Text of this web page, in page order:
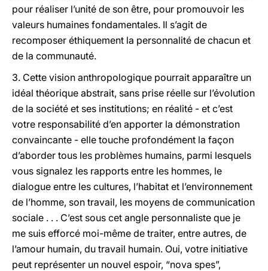
pour réaliser l’unité de son être, pour promouvoir les
valeurs humaines fondamentales. Il s’agit de
recomposer éthiquement la personnalité de chacun et
de la communauté.
3. Cette vision anthropologique pourrait apparaître un
idéal théorique abstrait, sans prise réelle sur l’évolution
de la société et ses institutions; en réalité - et c’est
votre responsabilité d’en apporter la démonstration
convaincante - elle touche profondément la façon
d’aborder tous les problèmes humains, parmi lesquels
vous signalez les rapports entre les hommes, le
dialogue entre les cultures, l’habitat et l’environnement
de l’homme, son travail, les moyens de communication
sociale . . . C’est sous cet angle personnaliste que je
me suis efforcé moi-même de traiter, entre autres, de
l’amour humain, du travail humain. Oui, votre initiative
peut représenter un nouvel espoir, “nova spes”,